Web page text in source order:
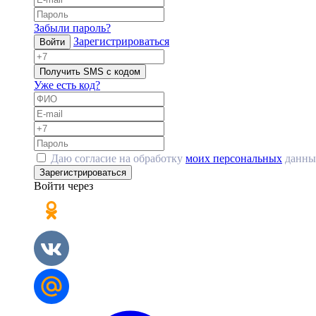
Забыли пароль?
Войти Зарегистрироваться
Получить SMS с кодом
Уже есть код?
Даю согласие на обработку моих персональных
Зарегистрироваться
Войти через